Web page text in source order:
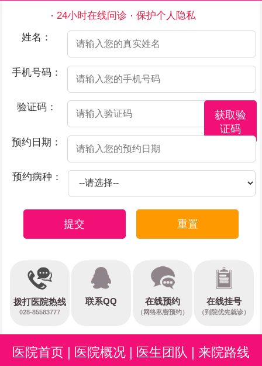
24小时在线问诊
保护个人隐私
姓名：
手机号码：
验证码：
获取验
证码
预约日期：
预约病种：
提交 重置
拨打医院热线
028-85583777
联系QQ 在线预约
（网络私密预约）
在线挂号
（到院优先就诊）
医院首页 | 医院概况 | 医生团队 | 来院路线